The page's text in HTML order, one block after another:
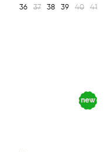
36 37 38 39 40 41